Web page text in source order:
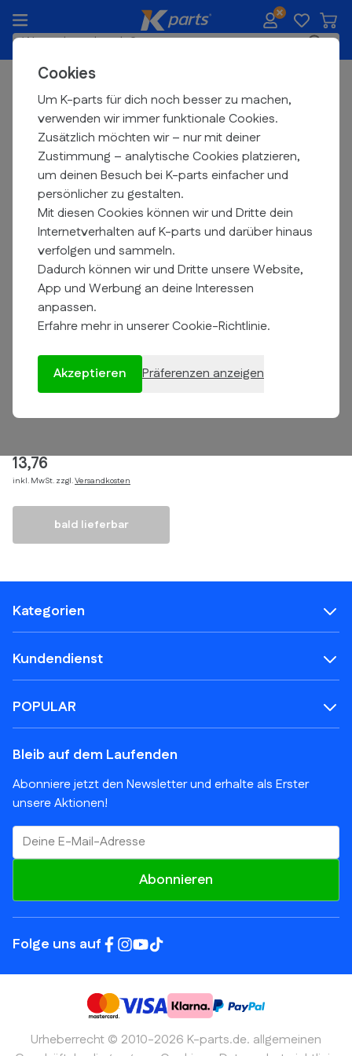
Cookies
Um K-parts für dich noch besser zu machen,
verwenden wir immer funktionale Cookies.
Zusätzlich möchten wir – nur mit deiner
Zustimmung – analytische Cookies platzieren,
um deinen Besuch bei K-parts einfacher und
persönlicher zu gestalten.
Mit diesen Cookies können wir und Dritte dein
Internetverhalten auf K-parts und darüber hinaus
verfolgen und sammeln.
Dadurch können wir und Dritte unsere Website,
App und Werbung an deine Interessen
anpassen.
Erfahre mehr in unserer Cookie-Richtlinie.
Akzeptieren Präferenzen anzeigen
K-parts.de
Heute vor
Marken
Kundo
Filtern
Dichtungssatz Kundo - 70
cc - Derbi bis 2006 -
13,76
inkl. MwSt. zzgl.Versandkosten
bald lieferbar
Kategorien
Kundendienst
POPULAR
Bleib auf dem Laufenden
Abonniere jetzt den Newsletter und erhalte als Erster
unsere Aktionen!
E-Mail-Adresse
Abonnieren
Folge uns auf
Urheberrecht © 2010-2026 K-parts.de. allgemeinen